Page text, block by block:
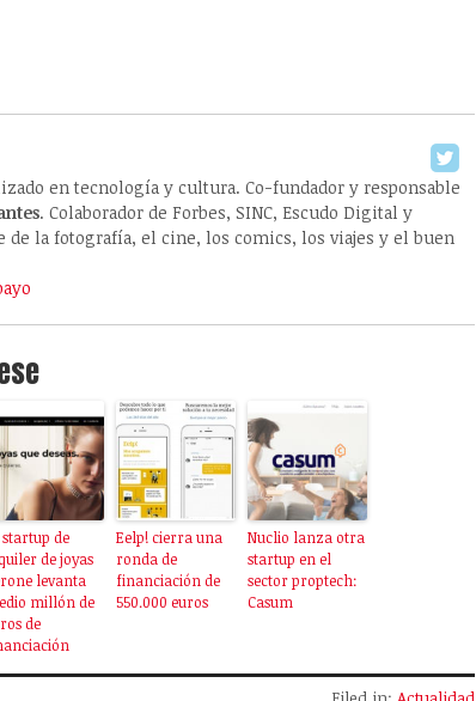
en tecnología y cultura. Co-fundador y responsable
. Colaborador de Forbes, SINC, Escudo Digital y
de la fotografía, el cine, los comics, los viajes y el buen
startup de
de joyas
levanta
millón de
de
Eelp! cierra una
ronda de
financiación de
550.000 euros
Nuclio lanza otra
startup en el
sector proptech:
Casum